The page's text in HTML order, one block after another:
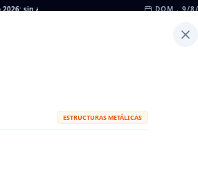
sin acuerdo, siguen vigentes los valores de abril •
DOM., 9/
ESTRUCTURAS METÁLICAS